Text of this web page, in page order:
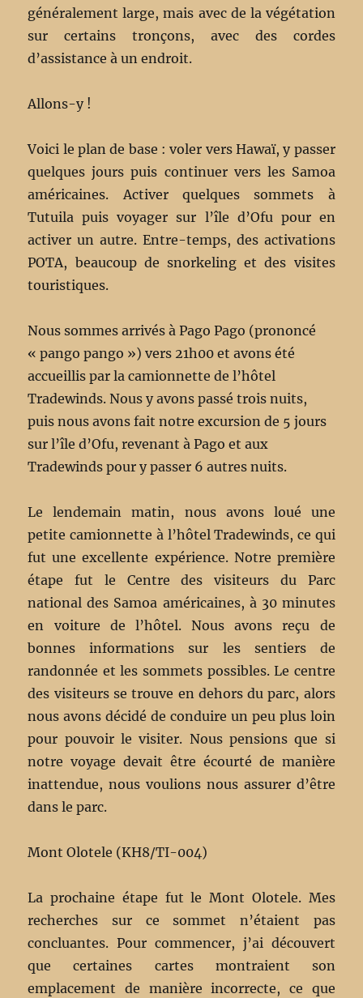
généralement large, mais avec de la végétation
sur certains tronçons, avec des cordes
d’assistance à un endroit.
Allons-y !
Voici le plan de base : voler vers Hawaï, y passer
quelques jours puis continuer vers les Samoa
américaines. Activer quelques sommets à
Tutuila puis voyager sur l’île d’Ofu pour en
activer un autre. Entre-temps, des activations
POTA, beaucoup de snorkeling et des visites
touristiques.
Nous sommes arrivés à Pago Pago (prononcé
« pango pango ») vers 21h00 et avons été
accueillis par la camionnette de l’hôtel
Tradewinds. Nous y avons passé trois nuits,
puis nous avons fait notre excursion de 5 jours
sur l’île d’Ofu, revenant à Pago et aux
Tradewinds pour y passer 6 autres nuits.
Le lendemain matin, nous avons loué une
petite camionnette à l’hôtel Tradewinds, ce qui
fut une excellente expérience. Notre première
étape fut le Centre des visiteurs du Parc
national des Samoa américaines, à 30 minutes
en voiture de l’hôtel. Nous avons reçu de
bonnes informations sur les sentiers de
randonnée et les sommets possibles. Le centre
des visiteurs se trouve en dehors du parc, alors
nous avons décidé de conduire un peu plus loin
pour pouvoir le visiter. Nous pensions que si
notre voyage devait être écourté de manière
inattendue, nous voulions nous assurer d’être
dans le parc.
Mont Olotele (KH8/TI-004)
La prochaine étape fut le Mont Olotele. Mes
recherches sur ce sommet n’étaient pas
concluantes. Pour commencer, j’ai découvert
que certaines cartes montraient son
emplacement de manière incorrecte, ce que